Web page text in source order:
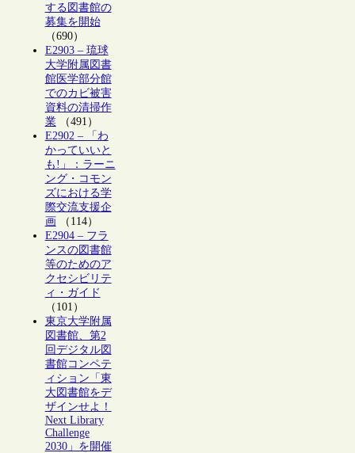
する図書館の
募集を開始
（690）
E2903 – 琉球
大学附属図書
館医学部分館
でのカビ被害
資料の清掃作
業（491）
E2902 – 「わ
かっていいと
も!」：ラーニ
ング・コモン
ズにおける学
際交流支援企
画 （114）
E2904 – フラ
ンスの図書館
等のためのア
クセシビリテ
ィ・ガイド
（101）
東京大学附属
図書館、第2
回デジタル図
書館コンペテ
ィション「東
大図書館をデ
ザインせよ！
Next Library
Challenge
2030」を開催